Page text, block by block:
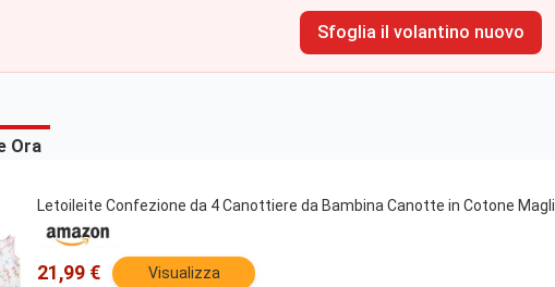
Sfoglia il volantino nuovo
Ora
Letoileite Confezione da 4 Canottiere da Bambina Canotte in Cotone
21,99 € Visualizza